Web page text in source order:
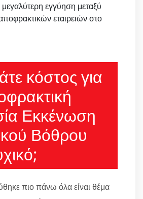
εγγύηση μεταξύ
εταιρειών στο
κόστος για
Εκκένωση
Βόθρου
πιο πάνω όλα είναι θέμα